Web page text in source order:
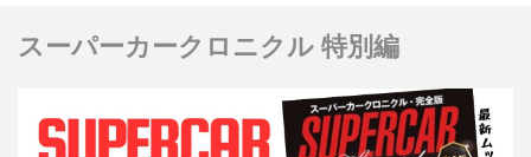
スーパーカークロニクル 特別編